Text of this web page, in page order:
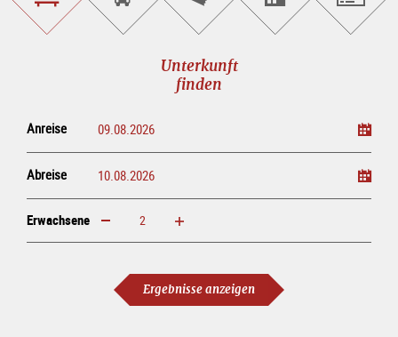
buchen
online<br>kaufen
Unterkunft
finden
Anreise
Abreise
Erwachsene erhöhen verringern
Ergebnisse anzeigen